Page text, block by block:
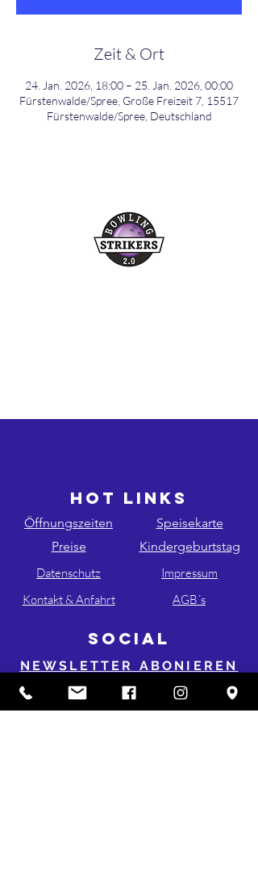
Zeit & Ort
24. Jan. 2026, 18:00 – 25. Jan. 2026, 00:00
Fürstenwalde/Spree, Große Freizeit 7, 15517
Fürstenwalde/Spree, Deutschland
HOT LINKS
Öffnungszeiten
Preise
Datenschutz
Kontakt & Anfahrt
Speisekarte
Kindergeburtstag
Impressum
AGB´s
SOCIAL
NEWSLETTER ABONIEREN
FOLGE UNS AUF INSTA & FB